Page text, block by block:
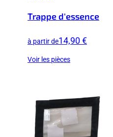
Trappe d'essence
à partir de14,90 €
Voir les pièces